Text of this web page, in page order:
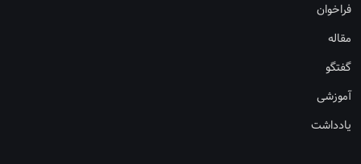
فراخوان
مقاله
گفتگو
آموزشی
یادداشت